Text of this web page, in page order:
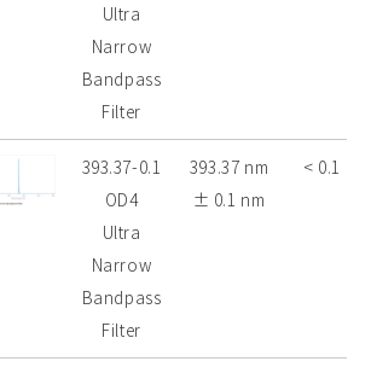
Ultra
Narrow
Bandpass
Filter
393.37-0.1
OD4
Ultra
Narrow
Bandpass
Filter
393.37 nm
± 0.1 nm
< 0.1 nm